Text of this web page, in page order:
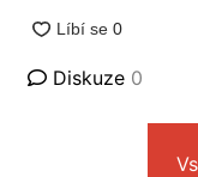
Diskuze 0